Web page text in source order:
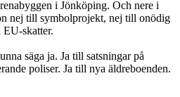
i Jönköping. Och nere i
nej till symbolprojekt, nej till onödig
skatter.
säga ja. Ja till satsningar på
poliser. Ja till nya äldreboenden.